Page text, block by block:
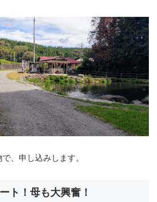
、申し込みします。
ト！母も大興奮！